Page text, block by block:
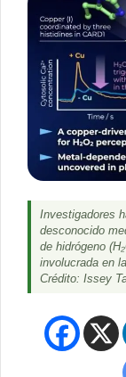
Investigadores
desconocido
de hidrógeno
involucrada en
Crédito: Issey